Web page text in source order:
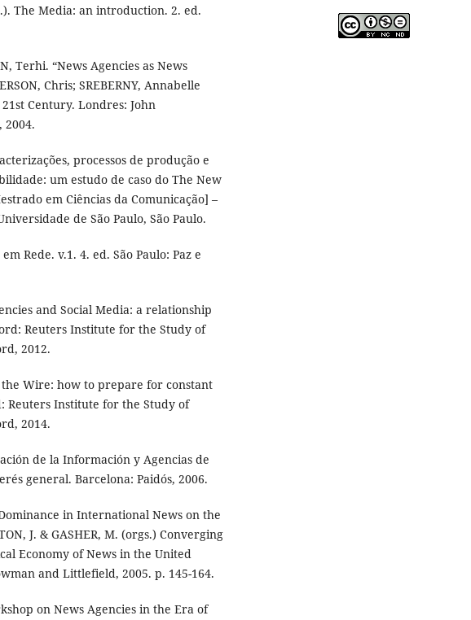
The Media: an introduction. 2. ed.
Terhi. “News Agencies as News
Chris; SREBERNY, Annabelle
Century. Londres: John
2004.
processos de produção e
um estudo de caso do The New
em Ciências da Comunicação] –
de São Paulo, São Paulo.
Rede. v.1. 4. ed. São Paulo: Paz e
and Social Media: a relationship
Reuters Institute for the Study of
2012.
the Wire: how to prepare for constant
Reuters Institute for the Study of
2014.
de la Información y Agencias de
general. Barcelona: Paidós, 2006.
in International News on the
J. & GASHER, M. (orgs.) Converging
Economy of News in the United
and Littlefield, 2005. p. 145-164.
on News Agencies in the Era of